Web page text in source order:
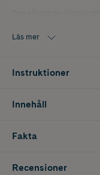
unik mjuk applikator
Färg: 101 Cristal Clear.
Läs mer
Instruktioner
Innehåll
Fakta
Recensioner